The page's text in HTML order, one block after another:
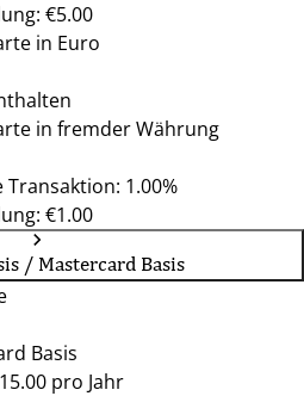
€5.00
in Euro
in fremder Währung
1.00%
€1.00
/ Mastercard Basis
Basis
pro Jahr